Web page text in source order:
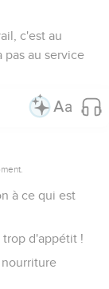
c'est au
pas au service
à ce qui est
trop d'appétit !
nourriture